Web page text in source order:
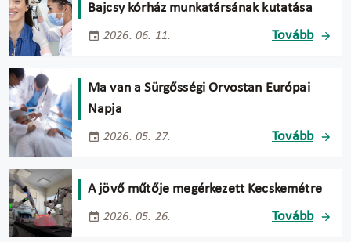
Bajcsy kórház munkatársának kutatása
2026. 06. 11. Tovább
Ma van a Sürgősségi Orvostan Európai
Napja
2026. 05. 27. Tovább
A jövő műtője megérkezett Kecskemétre
2026. 05. 26. Tovább